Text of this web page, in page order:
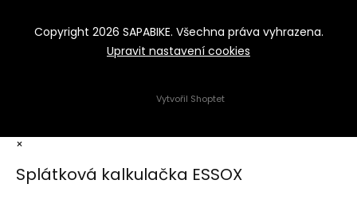
Vytvořil Shoptet
Copyright 2026 SAPABIKE. Všechna práva vyhrazena.
Upravit nastavení cookies
×
Splátková kalkulačka ESSOX